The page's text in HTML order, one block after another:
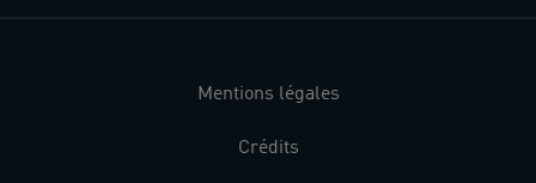
Mentions légales
Crédits